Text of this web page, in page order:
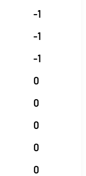
-1
-1
-1
0
0
0
0
0